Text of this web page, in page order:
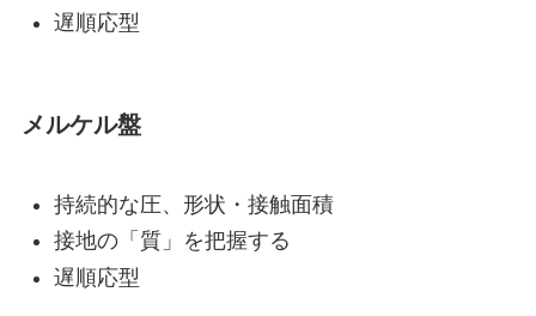
遅順応型
メルケル盤
持続的な圧、形状・接触面積
接地の「質」を把握する
遅順応型